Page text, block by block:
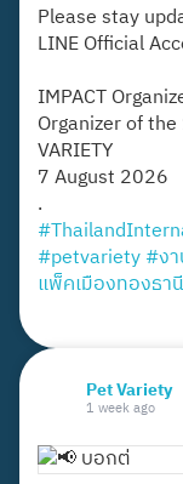
Please stay
LINE Official
IMPACT
Organizer of the
VARIETY
7 August 2026
.
#petvariety#ง
แพ็คเมืองทองธานี
Pet Variety
1 week ago